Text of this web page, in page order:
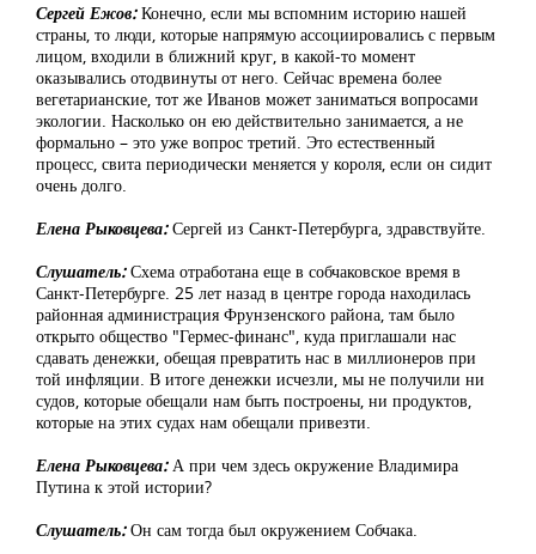
Сергей Ежов:Конечно, если мы вспомним историю нашей
страны, то люди, которые напрямую ассоциировались с первым
лицом, входили в ближний круг, в какой-то момент
оказывались отодвинуты от него. Сейчас времена более
вегетарианские, тот же Иванов может заниматься вопросами
экологии. Насколько он ею действительно занимается, а не
формально – это уже вопрос третий. Это естественный
процесс, свита периодически меняется у короля, если он сидит
очень долго.
Елена Рыковцева:Сергей из Санкт-Петербурга, здравствуйте.
Слушатель:Схема отработана еще в собчаковское время в
Санкт-Петербурге. 25 лет назад в центре города находилась
районная администрация Фрунзенского района, там было
открыто общество "Гермес-финанс", куда приглашали нас
сдавать денежки, обещая превратить нас в миллионеров при
той инфляции. В итоге денежки исчезли, мы не получили ни
судов, которые обещали нам быть построены, ни продуктов,
которые на этих судах нам обещали привезти.
Елена Рыковцева:А при чем здесь окружение Владимира
Путина к этой истории?
Слушатель:Он сам тогда был окружением Собчака.